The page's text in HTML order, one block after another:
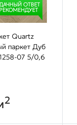
ДАЧНЫЙ ОТВЕТ
Quartz
паркет Дуб
07 5/0,6
2